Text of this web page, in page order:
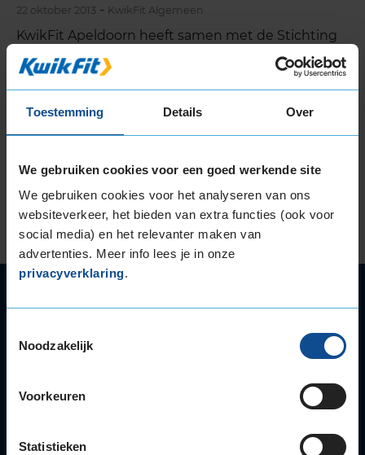
Toestemming Details Over
We gebruiken cookies voor een goed werkende site
We gebruiken cookies voor het analyseren van ons
websiteverkeer, het bieden van extra functies (ook voor
social media) en het relevanter maken van
advertenties. Meer info lees je in onze
privacyverklaring.
Noodzakelijk
Voorkeuren
Statistieken
22 oktober 2013 - KwikFit Algemeen
KwikFit Apeldoorn heeft samen met de Stichting
Good Bears of the World 185 teddyberen
overhandigd aan de afdeling Spoedeisende Hulp
van Gelre ziekenhuizen Apeldoorn. De teddyberen
dienen als troost voor kinderen die bij deze
afdeling van dit Apeldoornse ziekenhuis
Lees verder
Bandenwissel
Accu
Autoruitschade